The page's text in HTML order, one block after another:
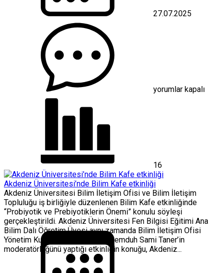
27.07.2025
kazanacak”
yorumlar kapalı
16
Akdeniz Üniversitesi’nde Bilim Kafe etkinliği
Akdeniz Üniversitesi Bilim İletişim Ofisi ve Bilim İletişim
Topluluğu iş birliğiyle düzenlenen Bilim Kafe etkinliğinde
“Probiyotik ve Prebiyotiklerin Önemi” konulu söyleşi
gerçekleştirildi. Akdeniz Üniversitesi Fen Bilgisi Eğitimi Ana
Bilim Dalı Öğretim Üyesi aynı zamanda Bilim İletişim Ofisi
Yönetim Kurulu Üyesi Prof. Dr. Memduh Sami Taner’in
moderatörlüğünü yaptığı etkinliğin konuğu, Akdeniz...